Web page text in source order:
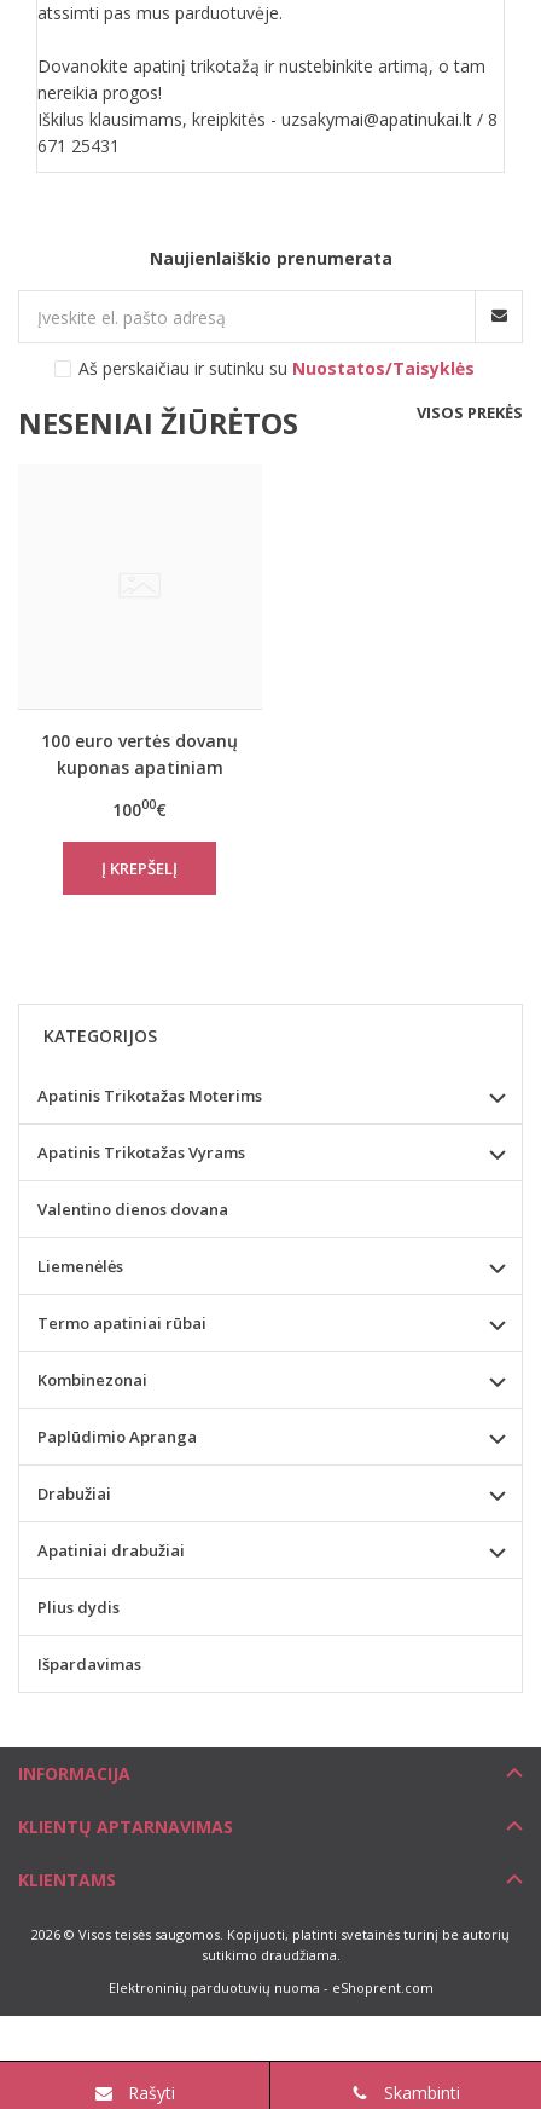
atssimti pas mus parduotuvėje.
Dovanokite apatinį trikotažą ir nustebinkite artimą, o tam
nereikia progos!
Iškilus klausimams, kreipkitės - uzsakymai@apatinukai.lt / 8
671 25431
Naujienlaiškio prenumerata
Aš perskaičiau ir sutinku su Nuostatos/Taisyklės
NESENIAI ŽIŪRĖTOS VISOS PREKĖS
100 euro vertės dovanų
kuponas apatiniam
10000€
KATEGORIJOS
Apatinis Trikotažas Moterims
Apatinis Trikotažas Vyrams
Valentino dienos dovana
Liemenėlės
Termo apatiniai rūbai
Kombinezonai
Paplūdimio Apranga
Drabužiai
Apatiniai drabužiai
Plius dydis
Išpardavimas
INFORMACIJA
KLIENTŲ APTARNAVIMAS
KLIENTAMS
2026 © Visos teisės saugomos. Kopijuoti, platinti svetainės turinį be autorių
sutikimo draudžiama.
Elektroninių parduotuvių nuoma - eShoprent.com
Rašyti Skambinti